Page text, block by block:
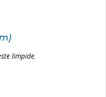
limpide.